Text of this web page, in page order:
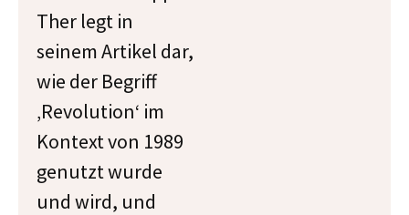
Ther legt in
seinem Artikel dar,
wie der Begriff
‚Revolution‘ im
Kontext von 1989
genutzt wurde
und wird, und